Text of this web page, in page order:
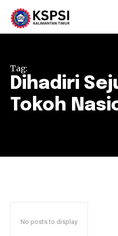
Tag:
Dihadiri
Tokoh
No posts to display